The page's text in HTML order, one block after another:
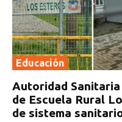
Educación
Autoridad
de Escuela Rural
de sistema